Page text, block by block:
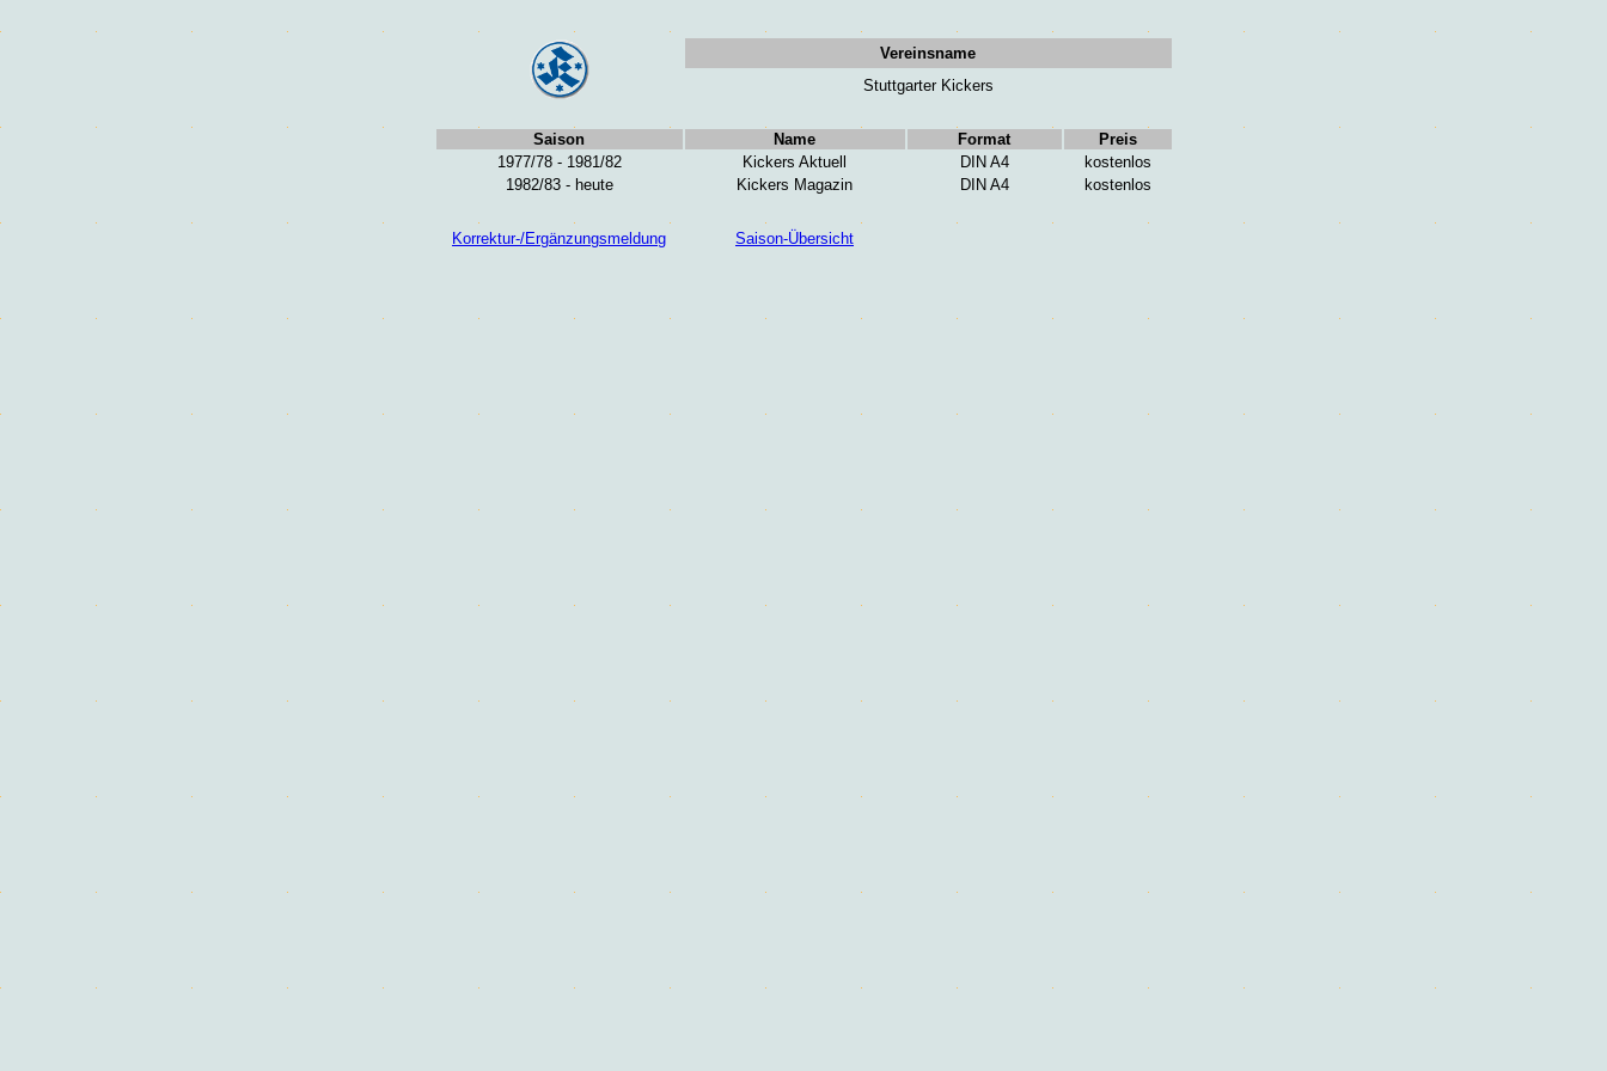
Vereinsname
Stuttgarter Kickers
Saison Name Format
Preis
1977/78 - 1981/82
Kickers Aktuell DIN A4
kostenlos
1982/83 - heute
Kickers Magazin DIN A4 kostenlos
Korrektur-/Ergänzungsmeldung Saison-Übersicht